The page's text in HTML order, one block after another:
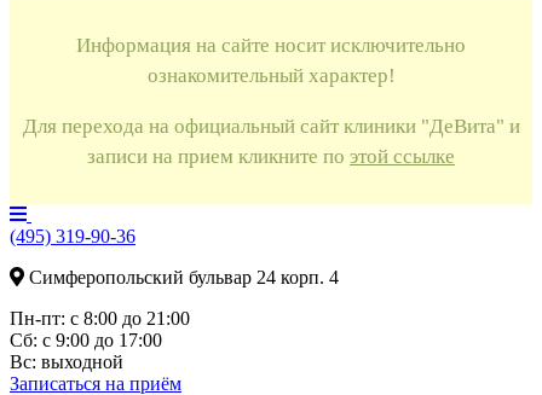
Информация на сайте носит исключительно
ознакомительный характер!
Для перехода на официальный сайт клиники "ДеВита" и
записи на прием кликните по этой ссылке
(495) 319-90-36
Симферопольский бульвар 24 корп. 4
Пн-пт: с 8:00 до 21:00
Сб: с 9:00 до 17:00
Вс: выходной
Записаться на приём